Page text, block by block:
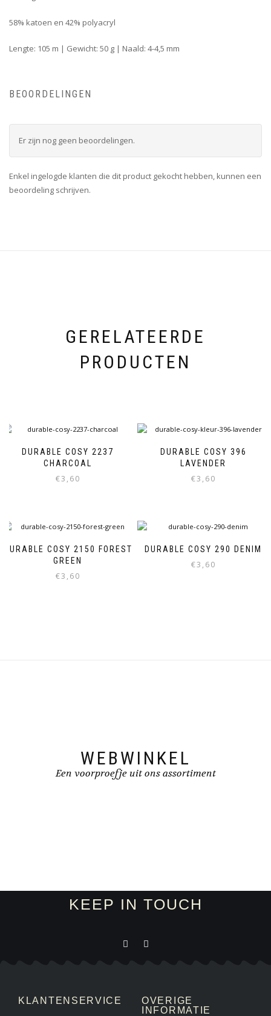
58% katoen en 42% polyacryl
Lengte: 105 m | Gewicht: 50 g | Naald: 4-4,5 mm
BEOORDELINGEN
Er zijn nog geen beoordelingen.
Enkel ingelogde klanten die dit product gekocht hebben, kunnen een
beoordeling schrijven.
GERELATEERDE
PRODUCTEN
DURABLE COSY 2237
CHARCOAL
€3,60
DURABLE COSY 396
LAVENDER
€3,60
DURABLE COSY 2150 FOREST
GREEN
€3,60
DURABLE COSY 290 DENIM
€3,60
WEBWINKEL
Een voorproefje uit ons assortiment
KEEP IN TOUCH
KLANTENSERVICE
OVERIGE
INFORMATIE